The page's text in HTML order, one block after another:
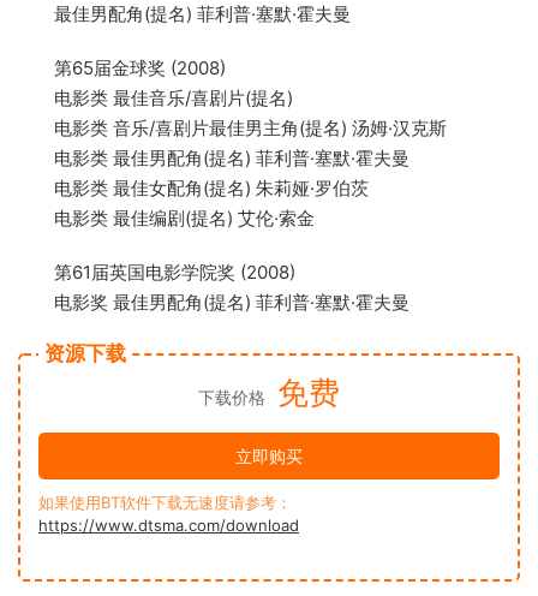
最佳男配角(提名) 菲利普·塞默·霍夫曼
第65届金球奖 (2008)
电影类 最佳音乐/喜剧片(提名)
电影类 音乐/喜剧片最佳男主角(提名) 汤姆·汉克斯
电影类 最佳男配角(提名) 菲利普·塞默·霍夫曼
电影类 最佳女配角(提名) 朱莉娅·罗伯茨
电影类 最佳编剧(提名) 艾伦·索金
第61届英国电影学院奖 (2008)
电影奖 最佳男配角(提名) 菲利普·塞默·霍夫曼
资源下载
下载价格 免费
立即购买
如果使用BT软件下载无速度请参考：
https://www.dtsma.com/download